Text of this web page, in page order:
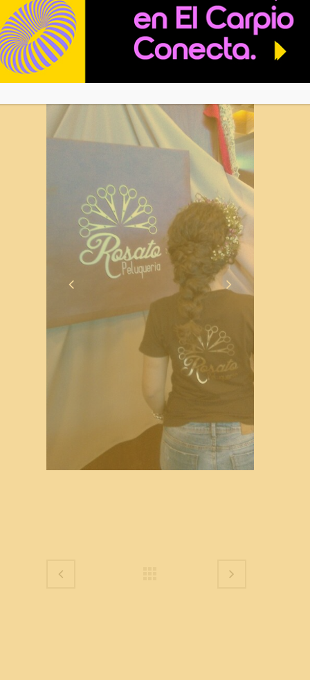
Email:
rosatopeluqueria@gmail.com